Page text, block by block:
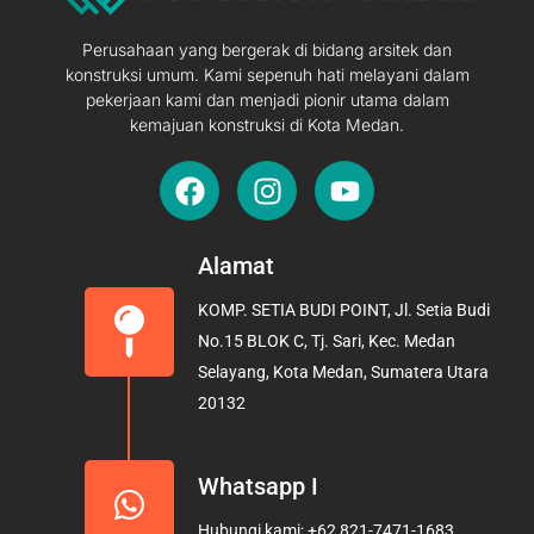
Perusahaan yang bergerak di bidang arsitek dan
konstruksi umum. Kami sepenuh hati melayani dalam
pekerjaan kami dan menjadi pionir utama dalam
kemajuan konstruksi di Kota Medan.
F
a
e
o
o
k
I
n
t
g
r
a
Y
o
b
e
Alamat
KOMP. SETIA BUDI POINT, Jl. Setia Budi
No.15 BLOK C, Tj. Sari, Kec. Medan
Selayang, Kota Medan, Sumatera Utara
20132
Whatsapp I
Hubungi kami: +62 821-7471-1683